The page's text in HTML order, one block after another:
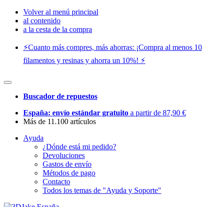
Volver al menú principal
al contenido
a la cesta de la compra
⚡️Cuanto más compres, más ahorras: ¡Compra al menos 10
filamentos y resinas y ahorra un 10%! ⚡️
Buscador de repuestos
España: envío estándar gratuito a partir de 87,90 €
Más de 11.100 artículos
Ayuda
¿Dónde está mi pedido?
Devoluciones
Gastos de envío
Métodos de pago
Contacto
Todos los temas de "Ayuda y Soporte"